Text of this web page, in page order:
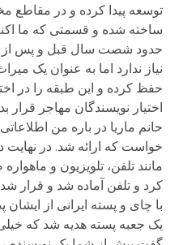
توسعه پیدا کرده و در مقاطع
ساخته شده و قسمتی که ما
حدود شصت سال قبل و پس از
نیاز ندارد اما به عنوان یک
حفظ کرده و این طبقه را در
اختیار نویسندگان مهاجر قرار
حانم ماریا در باره من
خواست که ارائه شد. در نهایت
مانند تلفن، تلویزیون و
کرد و تلفن آماده شد و قرار شد
با چای و پسته ایرانی از ایشان
یک جعبه پسته هدیه شد که